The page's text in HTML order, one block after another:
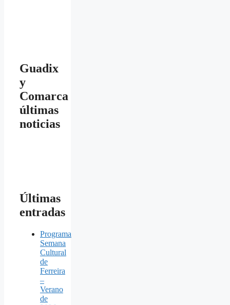
Guadix
y
Comarca
últimas
noticias
Últimas
entradas
Programa
Semana
Cultural
de
Ferreira
–
Verano
de